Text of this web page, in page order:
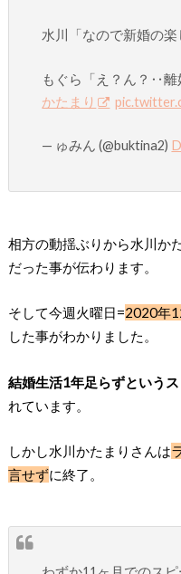
水川「なので新婚の
もぐら「え？ん？‥離
かたまり
— ゅみん (@buktina2)
相方の動揺ぶりから水川か
だった事が伝わります。
そして今週火曜日=2020年
した事がわかりました。
結婚生活1年足らずという
れています。
しかし水川かたまりさんは
言せずに終了。